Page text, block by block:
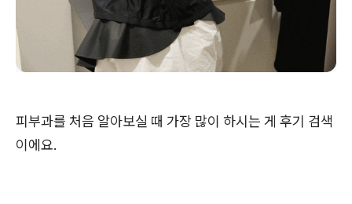
피부과를 처음 알아보실 때 가장 많이 하시는 게 후기 검색
이에요.